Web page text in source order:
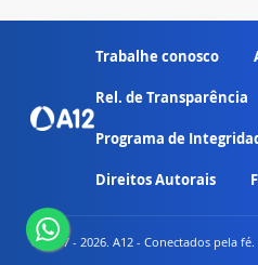
Trabalhe conosco
Rel. de Transparência
Programa de
Direitos Autorais
© 2007 - 2026. A12 - Conectados pela fé.